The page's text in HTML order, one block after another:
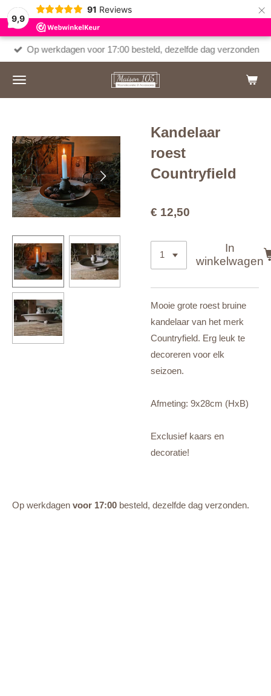
9,9
91 Reviews ×
Op werkdagen voor 17:00 besteld, dezelfde dag verzonden
Kandelaar
roest
Countryfield
€ 12,50
In
winkelwagen
Mooie grote roest bruine
kandelaar van het merk
Countryfield. Erg leuk te
decoreren voor elk
seizoen.
Afmeting: 9x28cm (HxB)
Exclusief kaars en
decoratie!
Op werkdagen voor 17:00 besteld, dezelfde dag verzonden.